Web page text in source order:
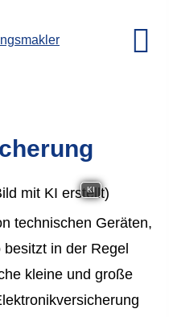
KI
technischen Geräten,
in der Regel
kleine und große